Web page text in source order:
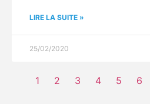
LIRE LA SUITE »
25/02/2020
1 2 3 4 5 6